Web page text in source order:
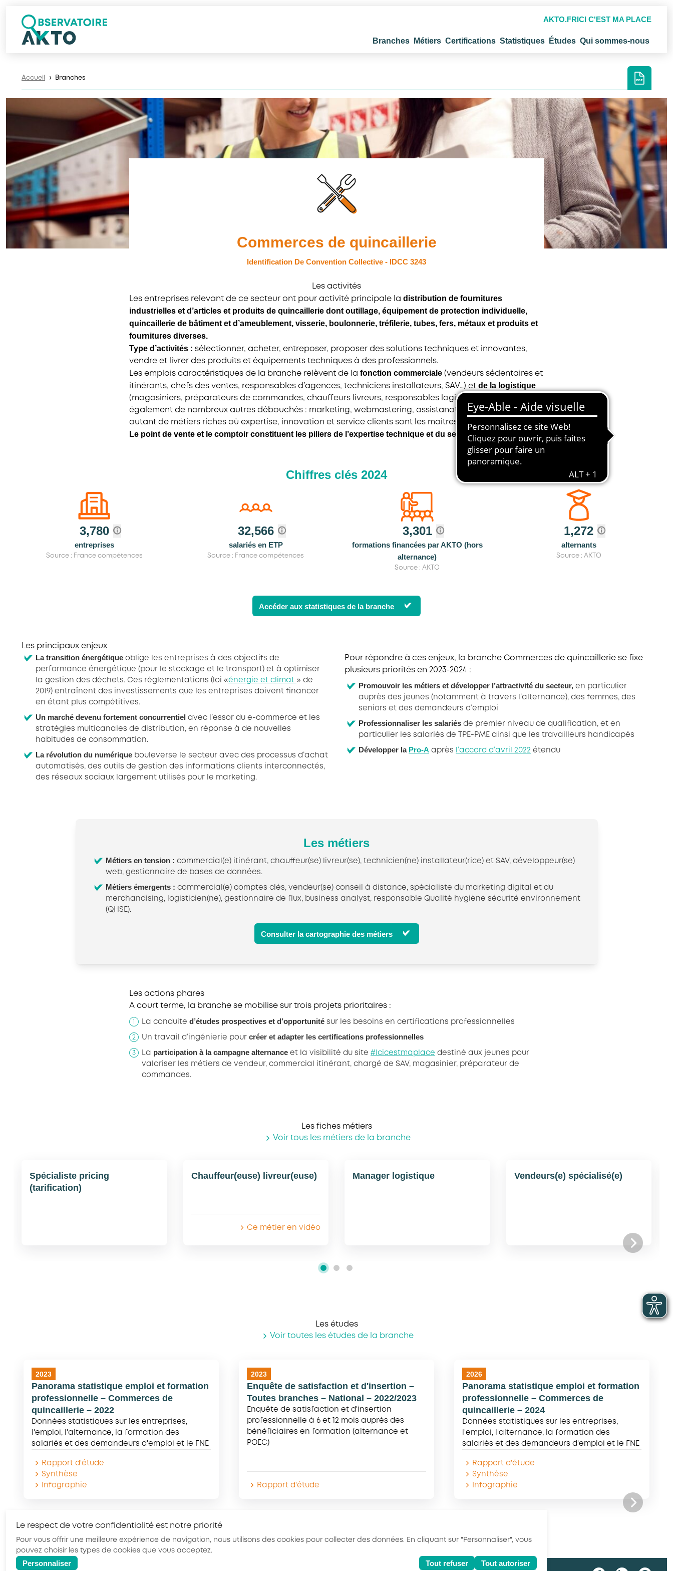
AKTO.FRICI C'EST MA PLACE
Branches Métiers Certifications Statistiques Études Qui sommes-nous
Accueil ❯ Branches
Commerces de quincaillerie
Identification De Convention Collective - IDCC 3243
Les activités
Les entreprises relevant de ce secteur ont pour activité principale la distribution de fournitures
industrielles et d’articles et produits de quincaillerie dont outillage, équipement de protection individuelle,
quincaillerie de bâtiment et d’ameublement, visserie, boulonnerie, tréfilerie, tubes, fers, métaux et produits et
fournitures diverses.
Type d’activités : sélectionner, acheter, entreposer, proposer des solutions techniques et innovantes,
vendre et livrer des produits et équipements techniques à des professionnels.
Les emplois caractéristiques de la branche relèvent de la fonction commerciale (vendeurs sédentaires et
itinérants, chefs des ventes, responsables d’agences, techniciens installateurs, SAV…) et de la logistique
(magasiniers, préparateurs de commandes, chauffeurs livreurs, responsables logistique…). Il existe
également de nombreux autres débouchés : marketing, webmastering, assistanat gestion TPE/PME,
autant de métiers riches où expertise, innovation et service clients sont les maitres mots.
Le point de vente et le comptoir constituent les piliers de l’expertise technique et du service.
Chiffres clés 2024
3,780
entreprises
Source : France compétences
32,566
salariés en ETP
Source : France compétences
3,301
formations financées par AKTO (hors
alternance)
Source : AKTO
1,272
alternants
Source : AKTO
Accéder aux statistiques de la branche
Les principaux enjeux
La transition énergétique oblige les entreprises à des objectifs de
performance énergétique (pour le stockage et le transport) et à optimiser
la gestion des déchets. Ces réglementations (loi «énergie et climat » de
2019) entraînent des investissements que les entreprises doivent financer
en étant plus compétitives.
Un marché devenu fortement concurrentiel avec l’essor du e-commerce et les
stratégies multicanales de distribution, en réponse à de nouvelles
habitudes de consommation.
La révolution du numérique bouleverse le secteur avec des processus d’achat
automatisés, des outils de gestion des informations clients interconnectés,
des réseaux sociaux largement utilisés pour le marketing.
Pour répondre à ces enjeux, la branche Commerces de quincaillerie se fixe
plusieurs priorités en 2023-2024 :
Promouvoir les métiers et développer l’attractivité du secteur, en particulier
auprès des jeunes (notamment à travers l’alternance), des femmes, des
seniors et des demandeurs d’emploi
Professionnaliser les salariés de premier niveau de qualification, et en
particulier les salariés de TPE-PME ainsi que les travailleurs handicapés
Développer la Pro-A après l’accord d’avril 2022 étendu
Les métiers
Métiers en tension : commercial(e) itinérant, chauffeur(se) livreur(se), technicien(ne) installateur(rice) et SAV, développeur(se)
web, gestionnaire de bases de données.
Métiers émergents : commercial(e) comptes clés, vendeur(se) conseil à distance, spécialiste du marketing digital et du
merchandising, logisticien(ne), gestionnaire de flux, business analyst, responsable Qualité hygiène sécurité environnement
(QHSE).
Consulter la cartographie des métiers
Les actions phares
A court terme, la branche se mobilise sur trois projets prioritaires :
La conduite d’études prospectives et d’opportunité sur les besoins en certifications professionnelles
Un travail d’ingénierie pour créer et adapter les certifications professionnelles
La participation à la campagne alternance et la visibilité du site #Icicestmaplace destiné aux jeunes pour
valoriser les métiers de vendeur, commercial itinérant, chargé de SAV, magasinier, préparateur de
commandes.
Les fiches métiers
Voir tous les métiers de la branche
Spécialiste pricing
(tarification)
Chauffeur(euse) livreur(euse)
Ce métier en vidéo
Manager logistique Vendeurs(e) spécialisé(e)
Les études
Voir toutes les études de la branche
2023
Panorama statistique emploi et formation
professionnelle – Commerces de
quincaillerie – 2022
Données statistiques sur les entreprises,
l'emploi, l'alternance, la formation des
salariés et des demandeurs d'emploi et le FNE
Rapport d'étude
Synthèse
Infographie
2023
Enquête de satisfaction et d'insertion –
Toutes branches – National – 2022/2023
Enquête de satisfaction et d'insertion
professionnelle à 6 et 12 mois auprès des
bénéficiaires en formation (alternance et
POEC)
Rapport d'étude
2026
Panorama statistique emploi et formation
professionnelle – Commerces de
quincaillerie – 2024
Données statistiques sur les entreprises,
l'emploi, l'alternance, la formation des
salariés et des demandeurs d'emploi et le FNE
Rapport d'étude
Synthèse
Infographie
Le respect de votre confidentialité est notre priorité
Pour vous offrir une meilleure expérience de navigation, nous utilisons des cookies pour collecter des données. En cliquant sur "Personnaliser", vous
pouvez choisir les types de cookies que vous acceptez.
Tout autoriser
Tout refuser
Personnaliser